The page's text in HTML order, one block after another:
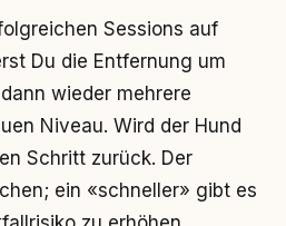
Sessions auf
Du die Entfernung um
wieder mehrere
Niveau. Wird der Hund
Schritt zurück. Der
ein «schneller» gibt es